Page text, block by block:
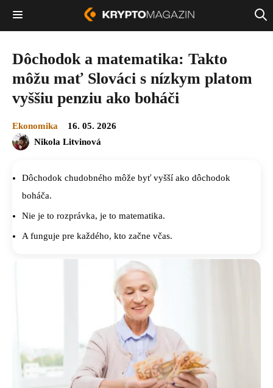
Dôchodok a matematika: Takto
môžu mať Slováci s nízkym platom
vyššiu penziu ako boháči
Ekonomika
16. 05. 2026
Nikola Litvinová
Dôchodok chudobného môže byť vyšší ako dôchodok
boháča.
Nie je to rozprávka, je to matematika.
A funguje pre každého, kto začne včas.